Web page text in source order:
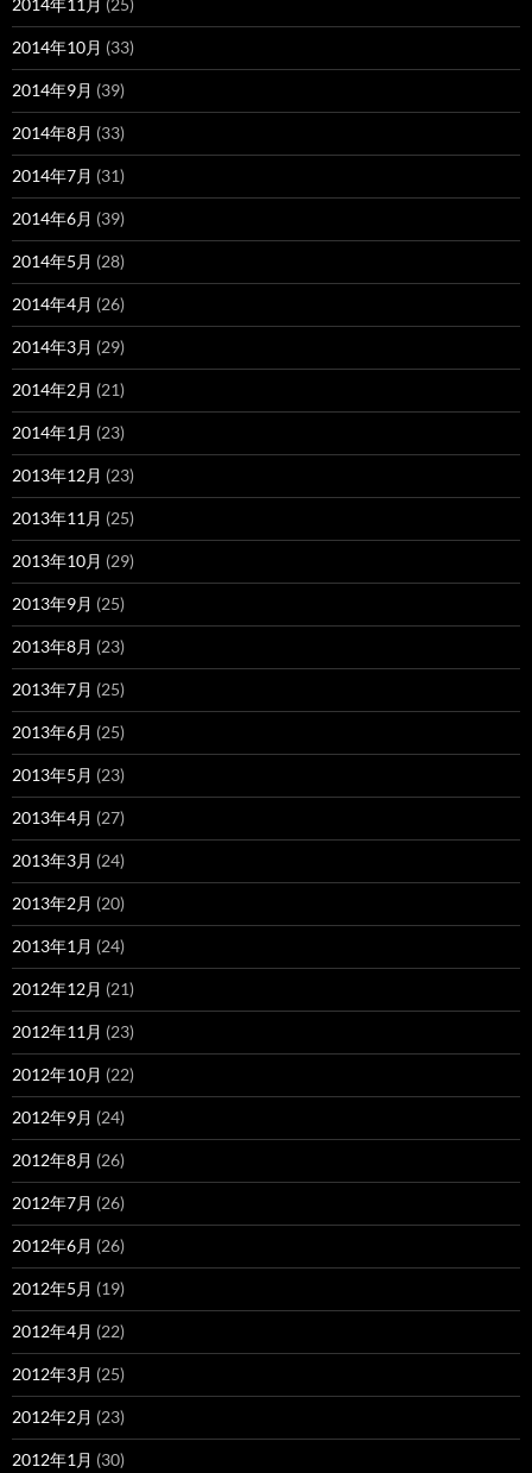
2014年11月 (25)
2014年10月 (33)
2014年9月 (39)
2014年8月 (33)
2014年7月 (31)
2014年6月 (39)
2014年5月 (28)
2014年4月 (26)
2014年3月 (29)
2014年2月 (21)
2014年1月 (23)
2013年12月 (23)
2013年11月 (25)
2013年10月 (29)
2013年9月 (25)
2013年8月 (23)
2013年7月 (25)
2013年6月 (25)
2013年5月 (23)
2013年4月 (27)
2013年3月 (24)
2013年2月 (20)
2013年1月 (24)
2012年12月 (21)
2012年11月 (23)
2012年10月 (22)
2012年9月 (24)
2012年8月 (26)
2012年7月 (26)
2012年6月 (26)
2012年5月 (19)
2012年4月 (22)
2012年3月 (25)
2012年2月 (23)
2012年1月 (30)